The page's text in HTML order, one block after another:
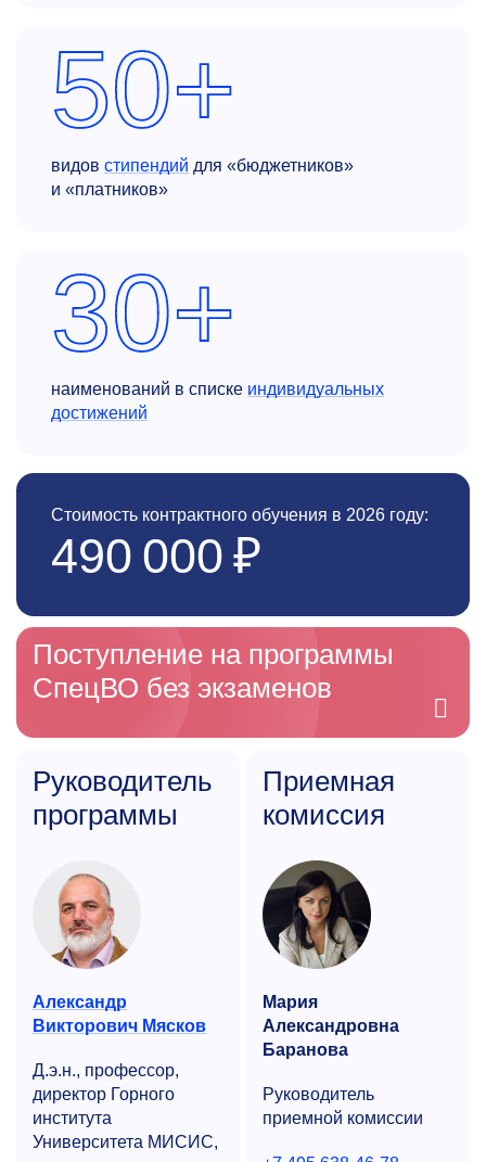
50+
видов стипендий для «бюджетников»
и «платников»
30+
наименований в списке индивидуальных
достижений
Стоимость контрактного обучения в 2026 году:
490 000 ₽
Поступление на программы
СпецВО без экзаменов
Руководитель
программы
Александр
Викторович Мясков
Д.э.н., профессор,
директор Горного
института
Университета МИСИС,
Приемная
комиссия
Мария
Александровна
Баранова
Руководитель
приемной комиссии